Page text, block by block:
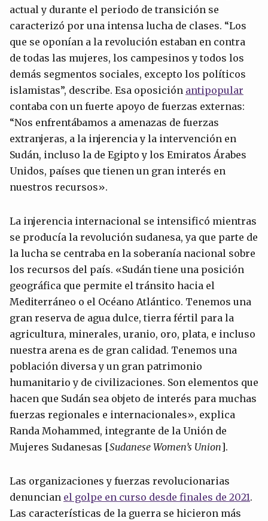
actual y durante el periodo de transición se
caracterizó por una intensa lucha de clases. “Los
que se oponían a la revolución estaban en contra
de todas las mujeres, los campesinos y todos los
demás segmentos sociales, excepto los políticos
islamistas”, describe. Esa oposición antipopular
contaba con un fuerte apoyo de fuerzas externas:
“Nos enfrentábamos a amenazas de fuerzas
extranjeras, a la injerencia y la intervención en
Sudán, incluso la de Egipto y los Emiratos Árabes
Unidos, países que tienen un gran interés en
nuestros recursos».
La injerencia internacional se intensificó mientras
se producía la revolución sudanesa, ya que parte de
la lucha se centraba en la soberanía nacional sobre
los recursos del país. «Sudán tiene una posición
geográfica que permite el tránsito hacia el
Mediterráneo o el Océano Atlántico. Tenemos una
gran reserva de agua dulce, tierra fértil para la
agricultura, minerales, uranio, oro, plata, e incluso
nuestra arena es de gran calidad. Tenemos una
población diversa y un gran patrimonio
humanitario y de civilizaciones. Son elementos que
hacen que Sudán sea objeto de interés para muchas
fuerzas regionales e internacionales», explica
Randa Mohammed, integrante de la Unión de
Mujeres Sudanesas [Sudanese Women’s Union].
Las organizaciones y fuerzas revolucionarias
denuncian el golpe en curso desde finales de 2021.
Las características de la guerra se hicieron más